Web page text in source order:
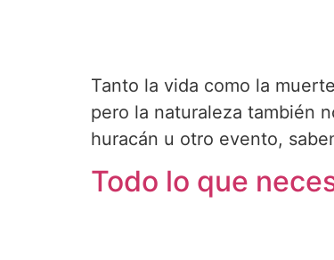
Tanto la vida como la
pero la naturaleza también
huracán u otro evento,
Todo lo que